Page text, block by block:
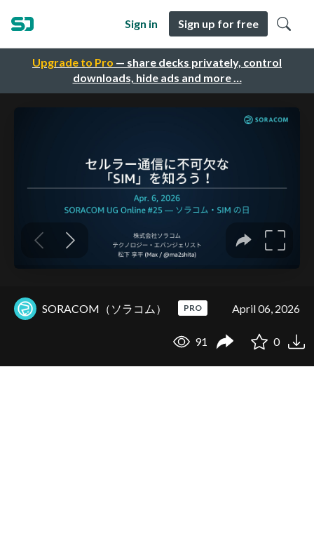
Upgrade to Pro — share decks privately, control
downloads, hide ads and more …
Sign in Sign up for free
SORACOM（ソラコム） PRO April 06, 2026
91 0